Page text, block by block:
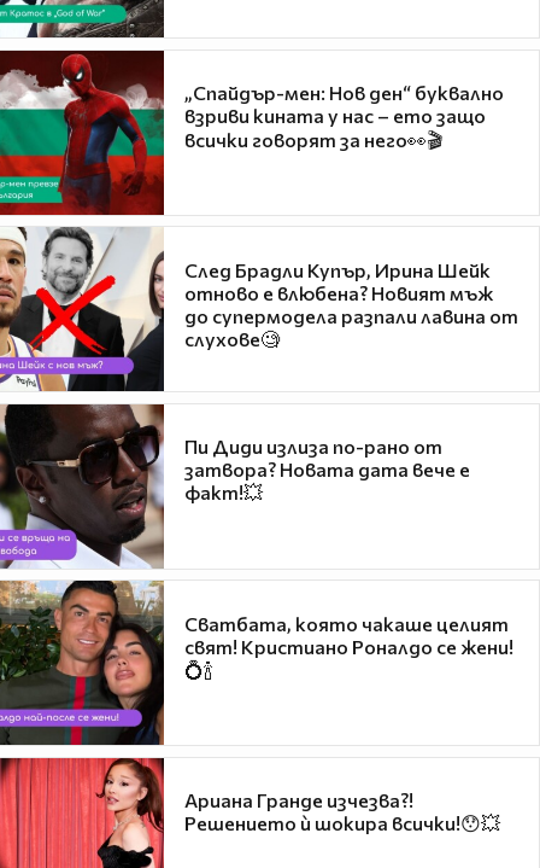
„Спайдър-мен: Нов ден“ буквално
взриви кината у нас – ето защо
всички говорят за него👀🎬
След Брадли Купър, Ирина Шейк
отново е влюбена? Новият мъж
до супермодела разпали лавина от
слухове🧐
Пи Диди излиза по-рано от
затвора? Новата дата вече е
факт!💥
Сватбата, която чакаше целият
свят! Кристиано Роналдо се жени!
💍🍾
Ариана Гранде изчезва?!
Решението ѝ шокира всички!😯💥